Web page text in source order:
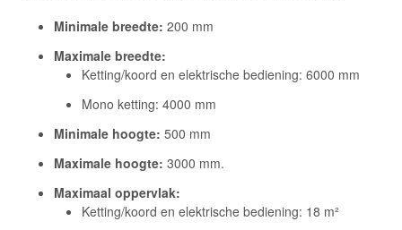
Minimale breedte: 200 mm
Maximale breedte:
Ketting/koord en elektrische bediening: 6000 mm
Mono ketting: 4000 mm
Minimale hoogte: 500 mm
Maximale hoogte: 3000 mm.
Maximaal oppervlak:
Ketting/koord en elektrische bediening: 18 m²